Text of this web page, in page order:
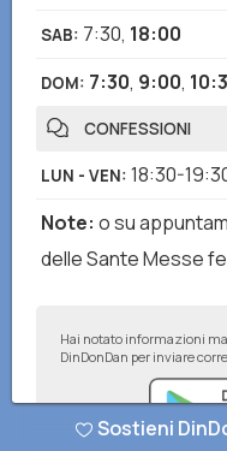
SAB: 7:30, 18:00
DOM: 7:30, 9:00,
CONFESSIONI
LUN - VEN: 18:30-
Note: o su
delle Sante Messe
Hai notato informazioni
DinDonDan per inviare
Sostieni